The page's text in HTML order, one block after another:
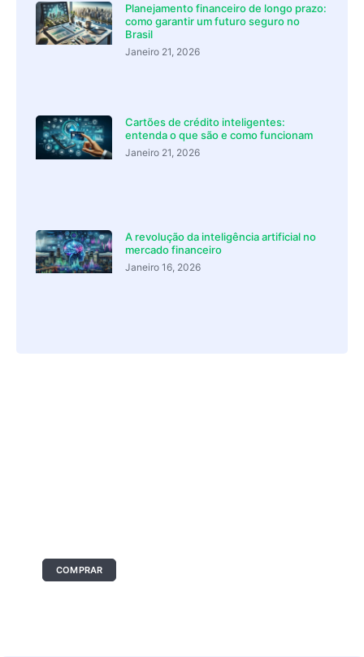
Planejamento financeiro de longo prazo:
como garantir um futuro seguro no
Brasil
Janeiro 21, 2026
Cartões de crédito inteligentes:
entenda o que são e como funcionam
Janeiro 21, 2026
A revolução da inteligência artificial no
mercado financeiro
Janeiro 16, 2026
COMPRAR